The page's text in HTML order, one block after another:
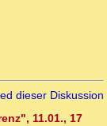
dieser Diskussion
11.01., 17